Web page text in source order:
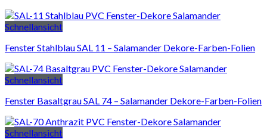
Schnellansicht
Fenster Stahlblau SAL 11 – Salamander Dekore-Farben-Folien
Schnellansicht
Fenster Basaltgrau SAL 74 – Salamander Dekore-Farben-Folien
Schnellansicht